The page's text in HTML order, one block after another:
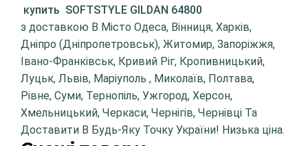
купить SOFTSTYLE GILDAN 64800
з доставкою В Місто Одеса, Вінниця, Харків,
Дніпро (Дніпропетровськ), Житомир, Запоріжжя,
Івано-Франківськ, Кривий Ріг, Кропивницький,
Луцьк, Львів, Маріуполь , Миколаїв, Полтава,
Рівне, Суми, Тернопіль, Ужгород, Херсон,
Хмельницький, Черкаси, Чернігів, Чернівці Та
Доставити В Будь-Яку Точку України! Низька ціна.